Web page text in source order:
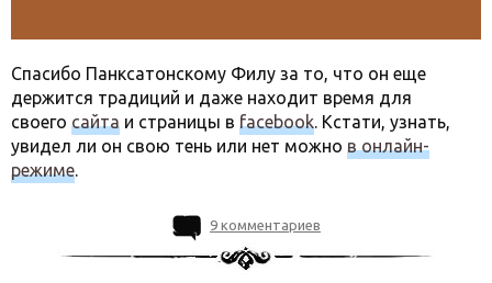
Спасибо Панксатонскому Филу за то, что он еще
держится традиций и даже находит время для
своего сайта и страницы в facebook. Кстати, узнать,
увидел ли он свою тень или нет можно в онлайн-
режиме.
9 комментариев